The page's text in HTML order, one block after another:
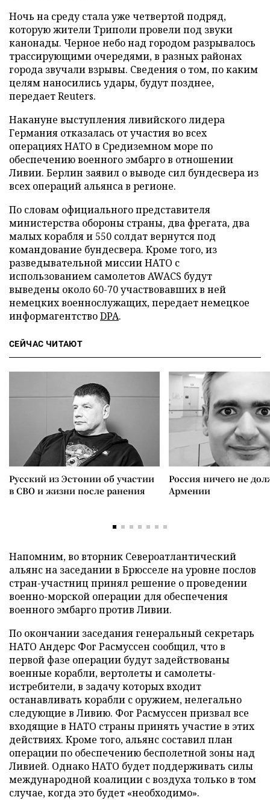
Ночь на среду стала уже четвертой подряд,
которую жители Триполи провели под звуки
канонады. Черное небо над городом разрывалось
трассирующими очередями, в разных районах
города звучали взрывы. Сведения о том, по каким
целям наносились удары, будут позднее,
передает Reuters.
Накануне выступления ливийского лидера
Германия отказалась от участия во всех
операциях НАТО в Средиземном море по
обеспечению военного эмбарго в отношении
Ливии. Берлин заявил о выводе сил бундесвера из
всех операций альянса в регионе.
По словам официального представителя
министерства обороны страны, два фрегата, два
малых корабля и 550 солдат вернутся под
командование бундесвера. Кроме того, из
разведывательной миссии НАТО с
использованием самолетов AWACS будут
выведены около 60-70 участвовавших в ней
немецких военнослужащих, передает немецкое
информагентствоDPA.
СЕЙЧАС ЧИТАЮТ
Русский из Эстонии об участии
в СВО и жизни после ранения
Россия ничего не
Армении
Напомним, во вторник Североатлантический
альянс на заседании в Брюсселе на уровне послов
стран-участниц принял решение о проведении
военно-морской операции для обеспечения
военного эмбарго против Ливии.
По окончании заседания генеральный секретарь
НАТО Андерс Фог Расмуссен сообщил, что в
первой фазе операции будут задействованы
военные корабли, вертолеты и самолеты-
истребители, в задачу которых входит
останавливать корабли с оружием, нелегально
следующие в Ливию. Фог Расмуссен призвал все
входящие в НАТО страны принять участие в этих
действиях. Кроме того, альянс составил план
операции по обеспечению бесполетной зоны над
Ливией. Однако НАТО будет поддерживать силы
международной коалиции с воздуха только в том
случае, когда это будет «необходимо».